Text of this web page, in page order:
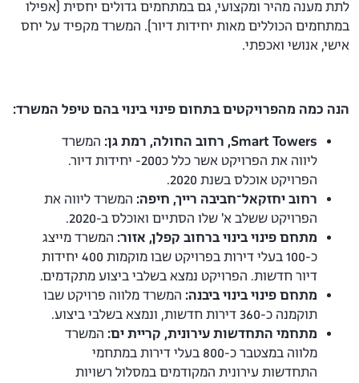
לתת מענה מהיר ומקצועי, גם במתחמים גדולים יחסית (אפילו
במתחמים הכוללים מאות יחידות דיור). המשרד מקפיד על יחס
אישי, אנושי ואכפתי.
הנה כמה מהפרויקטים בתחום פינוי בינוי בהם טיפל המשרד:
Smart Towers, רחוב החולה, רמת גן:
המשרד
ליווה את הפרויקט אשר כלל כ200- יחידות דיור.
הפרויקט אוכלס בשנת 2020.
רחוב יחזקאל־חביבה רייך, חיפה: המשרד ליווה את
הפרויקט ששלב א' שלו הסתיים ואוכלס ב-2020.
מתחם פינוי בינוי ברחוב קפלן, אזור: המשרד מייצג
כ-100 בעלי דירות בפרויקט שבו מוקמות 400 יחידות
דיור חדשות. הפרויקט נמצא בשלבי ביצוע מתקדמים.
מתחם פינוי בינוי ביבנה: המשרד מלווה פרויקט שבו
תוקמנה כ-360 דירות חדשות, ונמצא בשלבי ביצוע.
מתחמי התחדשות עירונית, קריית ים: המשרד
מלווה במצטבר כ-800 בעלי דירות במתחמי
התחדשות עירונית המקודמים במסלול רשויות